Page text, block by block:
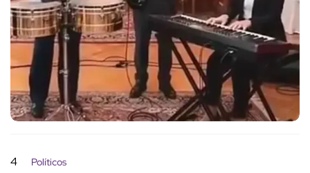
4 Políticos